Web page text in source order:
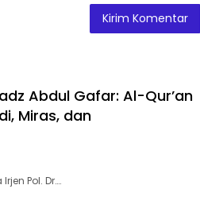
Abdul Gafar: Al-Qur’an
Miras, dan
Pol. Dr….